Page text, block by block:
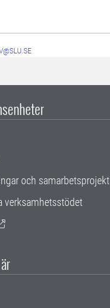
och samarbetsprojekt
verksamhetsstödet